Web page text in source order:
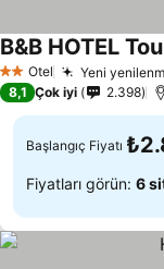
2 Yıldız
Otel Yeni
B&B HOTEL
8,1 Çok iyi 2.398
Başlangıç Fiyatı
Fiyatları görün: 6